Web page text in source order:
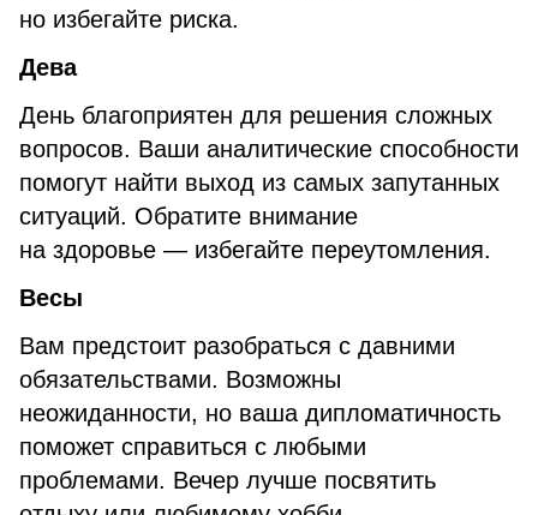
но избегайте риска.
Дева
День благоприятен для решения сложных
вопросов. Ваши аналитические способности
помогут найти выход из самых запутанных
ситуаций. Обратите внимание
на здоровье — избегайте переутомления.
Весы
Вам предстоит разобраться с давними
обязательствами. Возможны
неожиданности, но ваша дипломатичность
поможет справиться с любыми
проблемами. Вечер лучше посвятить